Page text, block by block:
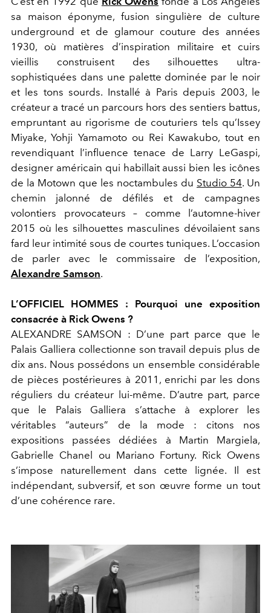
sa maison éponyme, fusion singulière de culture
underground et de glamour couture des années
1930, où matières d’inspiration militaire et cuirs
vieillis construisent des silhouettes ultra-
sophistiquées dans une palette dominée par le noir
et les tons sourds. Installé à Paris depuis 2003, le
créateur a tracé un parcours hors des sentiers battus,
empruntant au rigorisme de couturiers tels qu’Issey
Miyake, Yohji Yamamoto ou Rei Kawakubo, tout en
revendiquant l’influence tenace de Larry LeGaspi,
designer américain qui habillait aussi bien les icônes
de la Motown que les noctambules du Studio 54. Un
chemin jalonné de défilés et de campagnes
volontiers provocateurs – comme l’automne-hiver
2015 où les silhouettes masculines dévoilaient sans
fard leur intimité sous de courtes tuniques. L’occasion
de parler avec le commissaire de l’exposition,
Alexandre Samson.
L’OFFICIEL HOMMES : Pourquoi une exposition
consacrée à Rick Owens ?
ALEXANDRE SAMSON : D’une part parce que le
Palais Galliera collectionne son travail depuis plus de
dix ans. Nous possédons un ensemble considérable
de pièces postérieures à 2011, enrichi par les dons
réguliers du créateur lui-même. D’autre part, parce
que le Palais Galliera s’attache à explorer les
véritables “auteurs” de la mode : citons nos
expositions passées dédiées à Martin Margiela,
Gabrielle Chanel ou Mariano Fortuny. Rick Owens
s’impose naturellement dans cette lignée. Il est
indépendant, subversif, et son œuvre forme un tout
d’une cohérence rare.